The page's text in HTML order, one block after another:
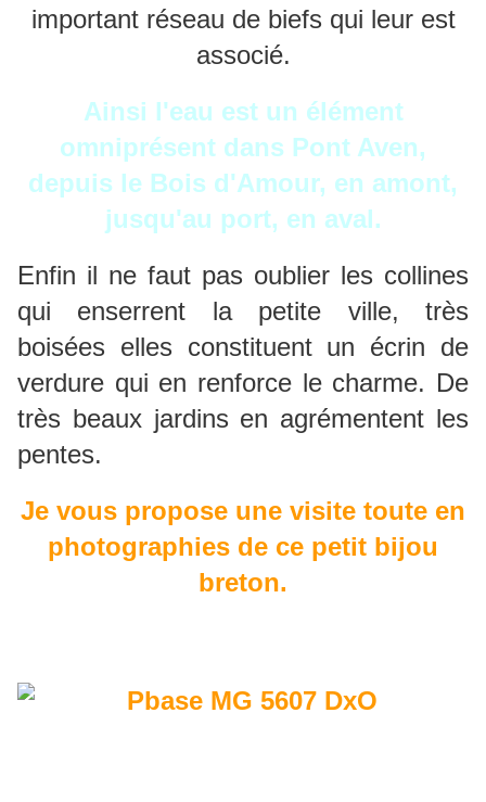
important réseau de biefs qui leur est
associé.
Ainsi l'eau est un élément
omniprésent dans Pont Aven,
depuis le Bois d'Amour, en amont,
jusqu'au port, en aval.
Enfin il ne faut pas oublier les collines
qui enserrent la petite ville, très
boisées elles constituent un écrin de
verdure qui en renforce le charme. De
très beaux jardins en agrémentent les
pentes.
Je vous propose une visite toute en
photographies de ce petit bijou
breton.